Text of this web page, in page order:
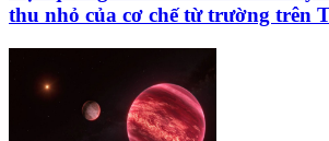
thu nhỏ của cơ chế từ trường trên